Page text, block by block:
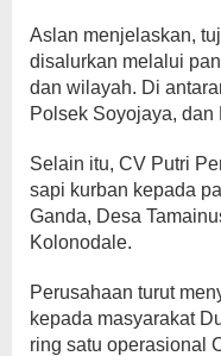
Aslan menjelaskan,
disalurkan melalui
dan wilayah. Di
Polsek Soyojaya, dan
Selain itu, CV Putri
sapi kurban kepada
Ganda, Desa
Kolonodale.
Perusahaan turut
kepada masyarakat
ring satu operasional